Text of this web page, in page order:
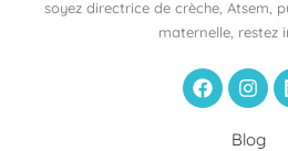
soyez directrice de crèche, Atsem,
maternelle, restez
F
a
c
I
n
s
t
Blog